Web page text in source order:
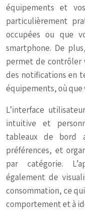
équipements et
particulièrement
occupées ou que
smartphone. De
permet de contrôler
des notifications en
équipements, où que
L’interface
intuitive et
tableaux de bord
préférences, et
par catégorie.
également de
consommation, ce
comportement et à